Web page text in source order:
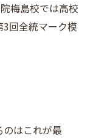
梅島校では高校
回全統マーク模
はこれが最